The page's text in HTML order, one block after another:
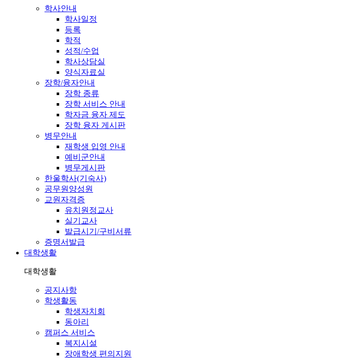
학사안내
학사일정
등록
학적
성적/수업
학사상담실
양식자료실
장학/융자안내
장학 종류
장학 서비스 안내
학자금 융자 제도
장학 융자 게시판
병무안내
재학생 입영 안내
예비군안내
병무게시판
한울학사(기숙사)
공무원양성원
교원자격증
유치원정교사
실기교사
발급시기/구비서류
증명서발급
대학생활
대학생활
공지사항
학생활동
학생자치회
동아리
캠퍼스 서비스
복지시설
장애학생 편의지원